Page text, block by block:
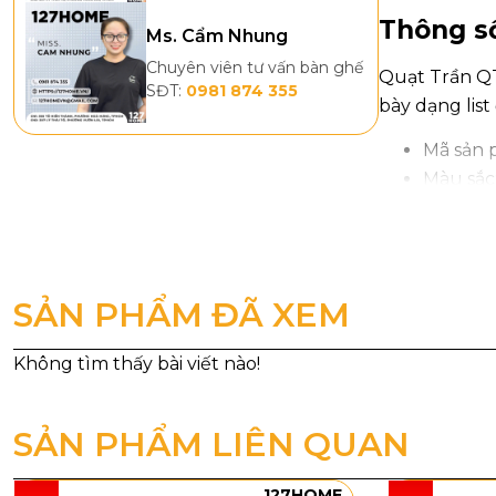
Ms. Cẩm Nhung
Chuyên viên tư vấn bàn ghế
SĐT: 0981 874 355
Thông
Quạt Trần
bày dạng
Mã sản
Màu
Loại
SẢN PHẨM ĐÃ XEM
SẢN PHẨM LIÊN QUAN